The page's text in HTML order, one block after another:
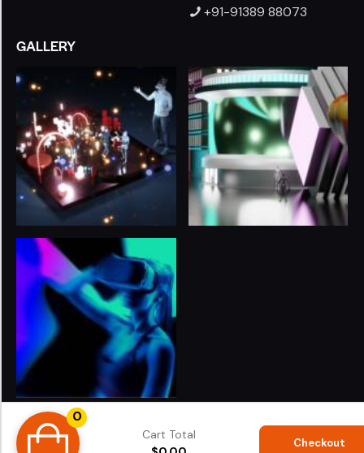
0
Cart Total
Checkout
+91-91389 88073
GALLERY
© 2024 LIFE 3.O
. All rights reserved. Proudly Powered
byShubhiTech